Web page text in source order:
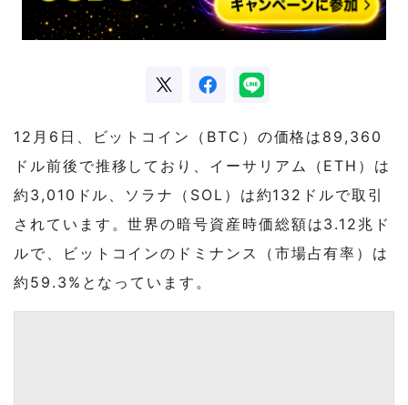
12月6日、ビットコイン（BTC）の価格は89,360
ドル前後で推移しており、イーサリアム（ETH）は
約3,010ドル、ソラナ（SOL）は約132ドルで取引
されています。世界の暗号資産時価総額は3.12兆ド
ルで、ビットコインのドミナンス（市場占有率）は
約59.3%となっています。